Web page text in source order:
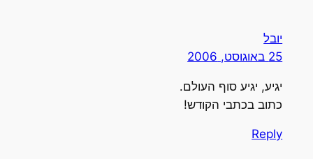
יובל
25 באוגוסט, 2006
יגיע, יגיע סוף העולם.
כתוב בכתבי הקודש!
Reply